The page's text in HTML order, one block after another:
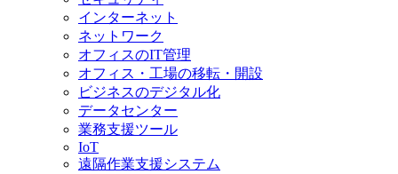
インターネット
ネットワーク
オフィスのIT管理
オフィス・工場の移転・開設
ビジネスのデジタル化
データセンター
業務支援ツール
IoT
遠隔作業支援システム